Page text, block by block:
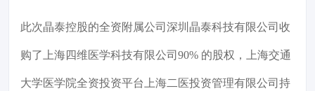
此次晶泰控股的全资附属公司深圳晶泰科技有限公司收
购了上海四维医学科技有限公司90% 的股权，上海交通
大学医学院全资投资平台上海二医投资管理有限公司持